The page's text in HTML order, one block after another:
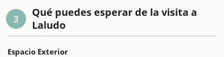
3
Qué puedes esperar de la visita a
Laludo
Espacio Exterior